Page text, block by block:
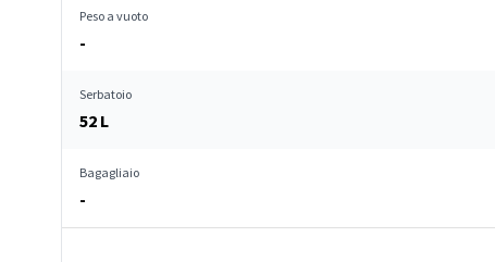
Peso a vuoto
-
Serbatoio
52 L
Bagagliaio
-